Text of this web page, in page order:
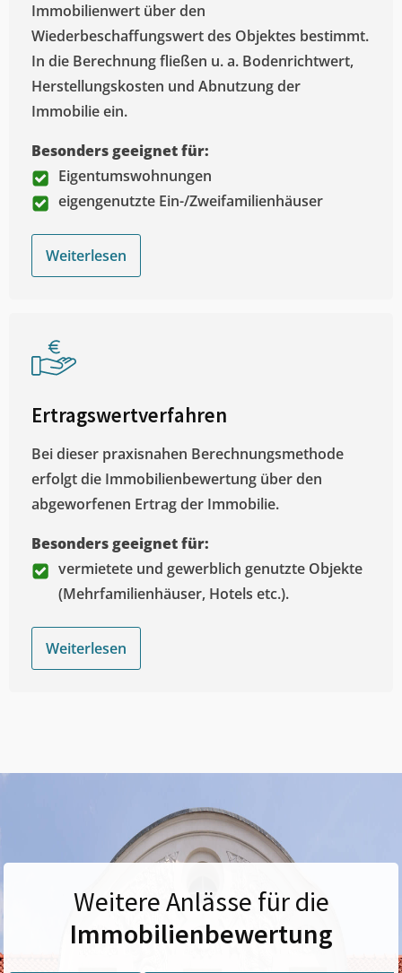
Immobilienwert über den
Wiederbeschaffungswert des Objektes bestimmt.
In die Berechnung fließen u. a. Bodenrichtwert,
Herstellungskosten und Abnutzung der
Immobilie ein.
Besonders geeignet für:
Eigentumswohnungen
eigengenutzte Ein-/Zweifamilienhäuser
Weiterlesen
Ertragswertverfahren
Bei dieser praxisnahen Berechnungsmethode
erfolgt die Immobilienbewertung über den
abgeworfenen Ertrag der Immobilie.
Besonders geeignet für:
vermietete und gewerblich genutzte Objekte
(Mehrfamilienhäuser, Hotels etc.).
Weiterlesen
Weitere Anlässe für die
Immobilienbewertung